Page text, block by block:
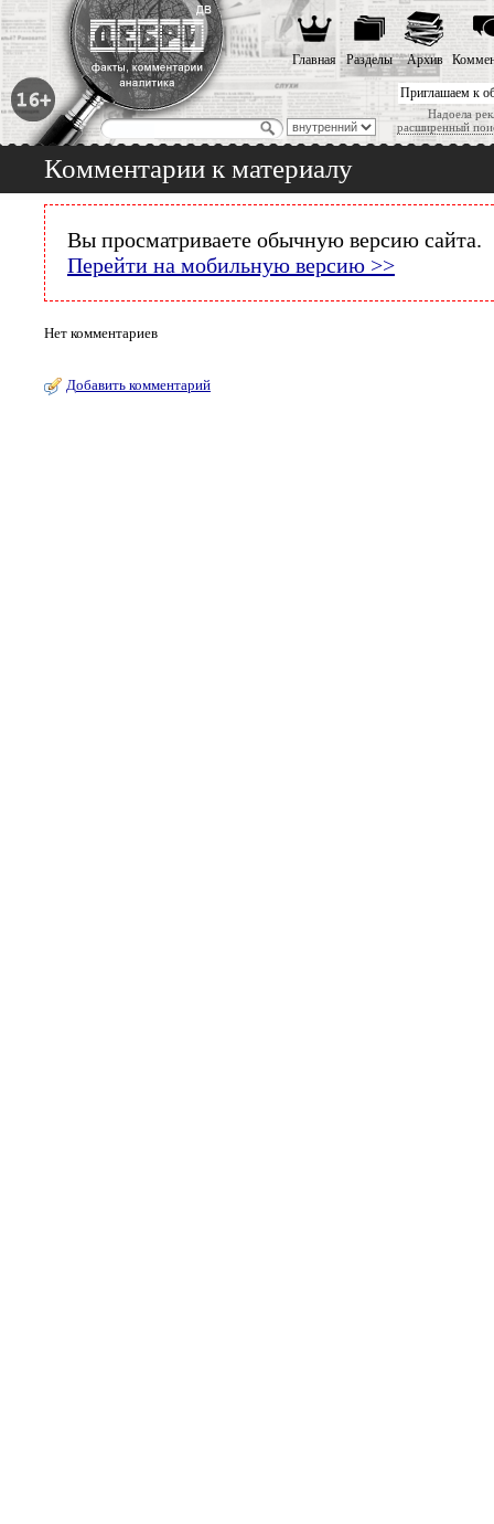
Приглашаем к
Надоела
расширенный
Главная Разделы Архив
Комментарии к материалу
Вы просматриваете обычную версию сайта.
Перейти на мобильную версию >>
Нет комментариев
Добавить комментарий